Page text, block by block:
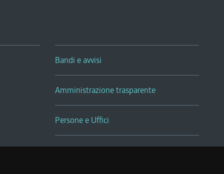
Bandi e avvisi
Amministrazione trasparente
Persone e Uffici
Sala Tiziano Tessitori